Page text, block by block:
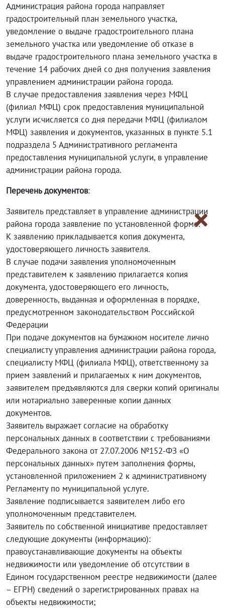
Администрация района города направляет
градостроительный план земельного участка,
уведомление о выдаче градостроительного плана
земельного участка или уведомление об отказе в
выдаче градостроительного плана земельного участка в
течение 14 рабочих дней со дня получения заявления
управлением администрации района города.
В случае предоставления заявления через МФЦ
(филиал МФЦ) срок предоставления муниципальной
услуги исчисляется со дня передачи МФЦ (филиалом
МФЦ) заявления и документов, указанных в пункте 5.1
подраздела 5 Административного регламента
предоставления муниципальной услуги, в управление
администрации района города.
Перечень документов:
Заявитель представляет в управление администрации
района города заявление по установленной форме.
К заявлению прикладывается копия документа,
удостоверяющего личность заявителя.
В случае подачи заявления уполномоченным
представителем к заявлению прилагается копия
документа, удостоверяющего его личность,
доверенность, выданная и оформленная в порядке,
предусмотренном законодательством Российской
Федерации
При подаче документов на бумажном носителе лично
специалисту управления администрации района города,
специалисту МФЦ (филиала МФЦ), ответственному за
прием заявлений и прилагаемых к ним документов,
заявителем предъявляются для сверки копий оригиналы
или нотариально заверенные копии данных
документов.
Заявитель выражает согласие на обработку
персональных данных в соответствии с требованиями
Федерального закона от 27.07.2006 №152-ФЗ «О
персональных данных» путем заполнения формы,
установленной приложением 2 к административному
Регламенту по муниципальной услуге.
Заявление подписывается заявителем либо его
уполномоченным представителем.
Заявитель по собственной инициативе предоставляет
следующие документы (информацию):
правоустанавливающие документы на объекты
недвижимости или уведомление об отсутствии в
Едином государственном реестре недвижимости (далее
– ЕГРН) сведений о зарегистрированных правах на
объекты недвижимости;